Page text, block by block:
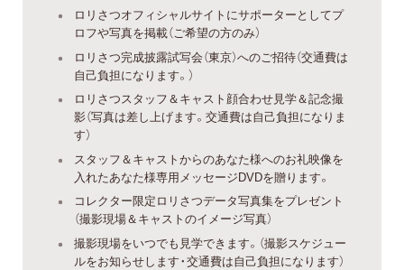
ロリさつオフィシャルサイトにサポーターとしてプ
ロフや写真を掲載（ご希望の方のみ）
ロリさつ完成披露試写会（東京）へのご招待（交通費は
自己負担になります。）
ロリさつスタッフ＆キャスト顔合わせ見学＆記念撮
影（写真は差し上げます。交通費は自己負担になりま
す）
スタッフ＆キャストからのあなた様へのお礼映像を
入れたあなた様専用メッセージDVDを贈ります。
コレクター限定ロリさつデータ写真集をプレゼント
（撮影現場＆キャストのイメージ写真）
撮影現場をいつでも見学できます。（撮影スケジュー
ルをお知らせします・交通費は自己負担になります）